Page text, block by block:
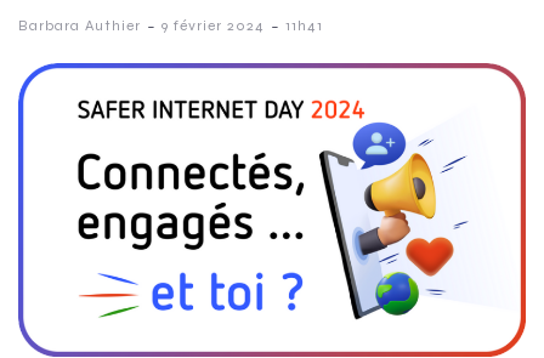
Barbara Authier - 9 février 2024 - 11h41